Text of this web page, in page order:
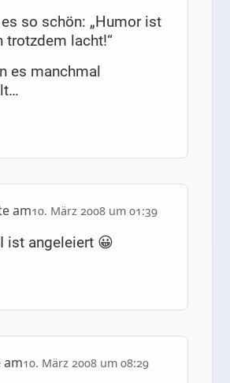
so schön: „Humor ist
trotzdem lacht!“
es manchmal
am10. März 2008 um 01:39
ist angeleiert 😀
am10. März 2008 um 08:29